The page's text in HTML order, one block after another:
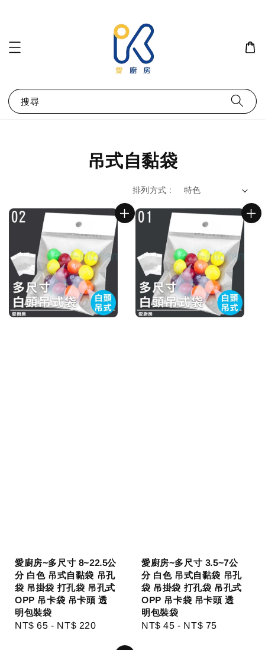
搜尋
吊式自黏袋
排列方式 :
愛廚房~多尺寸 8~22.5公
分 白色 吊式自黏袋 吊孔
袋 吊掛袋 打孔袋 吊孔式
OPP 吊卡袋 吊卡頭 透
明包裝袋
Regular
NT$ 65 - NT$ 220
愛廚房~多尺寸 3.5~7公
分 白色 吊式自黏袋 吊孔
袋 吊掛袋 打孔袋 吊孔式
OPP 吊卡袋 吊卡頭 透
明包裝袋
Regular
NT$ 45 - NT$ 75